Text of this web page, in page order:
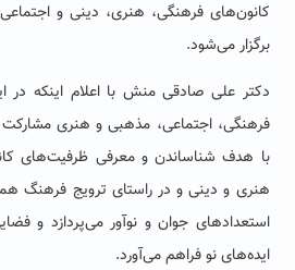
کانون‌های فرهنگی، هنری،‌ دینی و
برگزار می‌شود.
دکتر علی صادقی منش با اعلام اینکه در
فرهنگی، اجتماعی، مذهبی و هنری مشارکت
با هدف شناساندن و معرفی ظرفیت‌های
هنری و دینی و در راستای ترویج فرهنگ
استعدادهای جوان و نوآور می‌پردازد و
ایده‌های نو فراهم می‌آورد.